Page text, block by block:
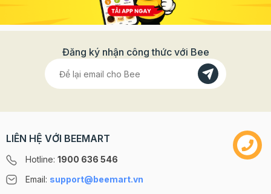
Đăng ký nhận công thức với Bee
LIÊN HỆ VỚI BEEMART
Hotline: 1900 636 546
Email: support@beemart.vn